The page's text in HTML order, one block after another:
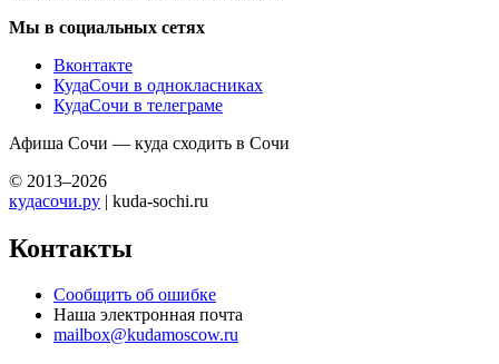
Мы в социальных сетях
Вконтакте
КудаСочи в однокласниках
КудаСочи в телеграме
Афиша Сочи — куда сходить в Сочи
© 2013–2026
кудасочи.ру | kuda-sochi.ru
Контакты
Сообщить об ошибке
Наша электронная почта
mailbox@kudamoscow.ru